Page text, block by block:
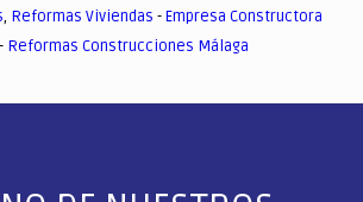
, Reformas Viviendas -Empresa Constructora
- Reformas Construcciones Málaga